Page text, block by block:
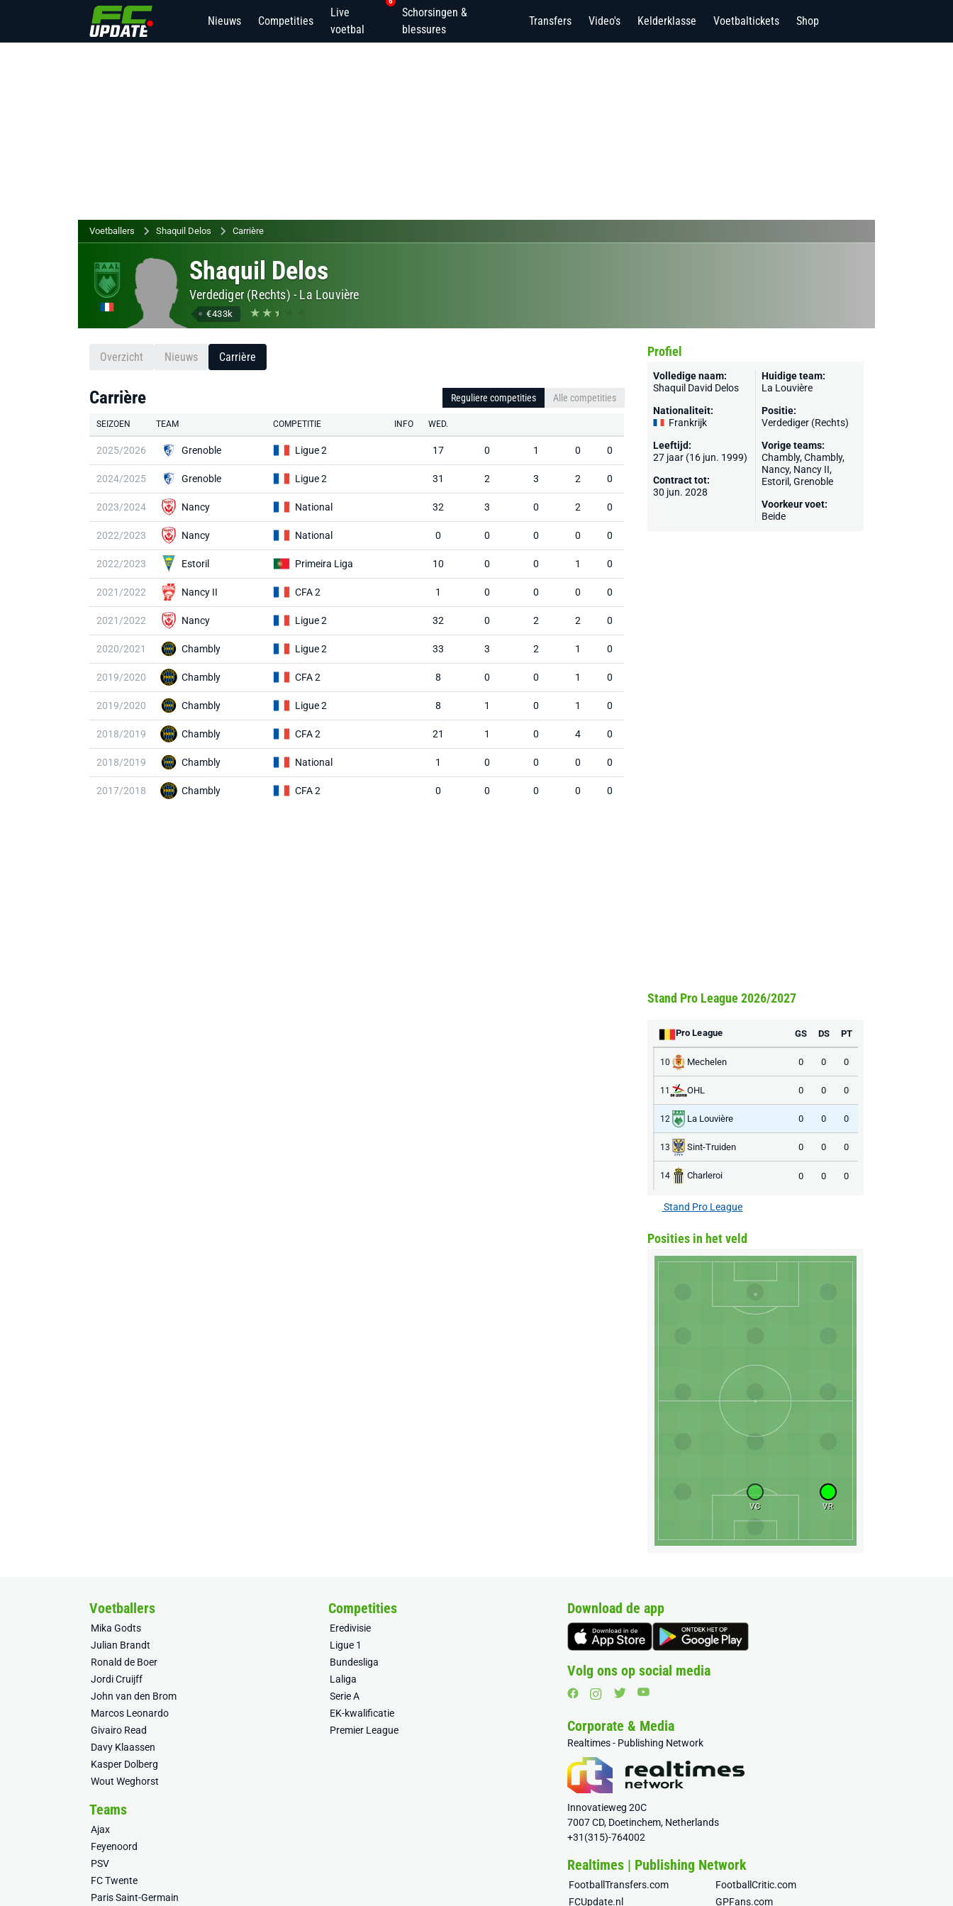
Nieuws Competities
Live
voetbal
Schorsingen &
blessures
Transfers Video's Kelderklasse Voetbaltickets Shop
Voetballers Shaquil Delos Carrière
Shaquil Delos
Verdediger (Rechts) - La Louvière
€433k
Overzicht Nieuws Carrière
Carrière Reguliere competities Alle competities
SEIZOEN TEAM COMPETITIE INFO WED.
2025/2026 Grenoble Ligue 2 17 0 1 0 0
2024/2025 Grenoble Ligue 2 31 2 3 2 0
2023/2024 Nancy National 32 3 0 2 0
2022/2023 Nancy National 0 0 0 0 0
2022/2023 Estoril Primeira Liga 10 0 0 1 0
2021/2022 Nancy II CFA 2 1 0 0 0 0
2021/2022 Nancy Ligue 2 32 0 2 2 0
2020/2021 Chambly Ligue 2 33 3 2 1 0
2019/2020 Chambly CFA 2 8 0 0 1 0
2019/2020 Chambly Ligue 2 8 1 0 1 0
2018/2019 Chambly CFA 2 21 1 0 4 0
2018/2019 Chambly National 1 0 0 0 0
2017/2018 Chambly CFA 2 0 0 0 0 0
Profiel
Volledige naam:
Shaquil David Delos
Nationaliteit:
Frankrijk
Leeftijd:
27 jaar (16 jun. 1999)
Contract tot:
30 jun. 2028
Huidige team:
La Louvière
Positie:
Verdediger (Rechts)
Vorige teams:
Chambly,Chambly,
Nancy, Nancy II,
Estoril,Grenoble
Voorkeur voet:
Beide
Stand Pro League 2026/2027
Pro League GS DS PT
10 Mechelen 0 0 0
11 OHL 0 0 0
12 La Louvière 0 0 0
13 Sint-Truiden 0 0 0
14 Charleroi 0 0 0
Stand Pro League
Posities in het veld
VC VR
Voetballers
Mika Godts
Julian Brandt
Ronald de Boer
Jordi Cruijff
John van den Brom
Marcos Leonardo
Givairo Read
Davy Klaassen
Kasper Dolberg
Wout Weghorst
Competities
Eredivisie
Ligue 1
Bundesliga
Laliga
Serie A
EK-kwalificatie
Premier League
Teams
Ajax
Feyenoord
PSV
FC Twente
Paris Saint-Germain
Download de app
Volg ons op social media
Corporate & Media
Realtimes - Publishing Network
Innovatieweg 20C
7007 CD, Doetinchem, Netherlands
+31(315)-764002
Realtimes | Publishing Network
FootballTransfers.com
FootballCritic.com
FCUpdate.nl
GPFans.com